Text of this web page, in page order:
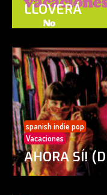
LLOVERÁ
spanish indie pop
Vacaciones
AHORA SÍ!